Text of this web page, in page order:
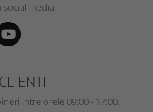
social media
intre orele 09:00 - 17:00.